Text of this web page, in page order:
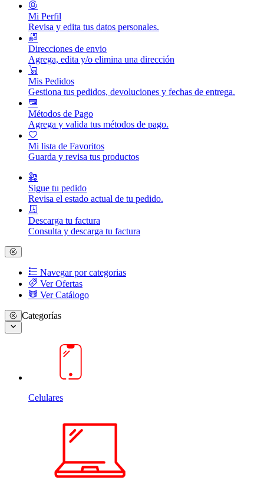
Mi Perfil
Revisa y edita tus datos personales.
Direcciones de envio
Agrega, edita y/o elimina una dirección
Mis Pedidos
Gestiona tus pedidos, devoluciones y fechas de entrega.
Métodos de Pago
Agrega y valida tus métodos de pago.
Mi lista de Favoritos
Guarda y revisa tus productos
Sigue tu pedido
Revisa el estado actual de tu pedido.
Descarga tu factura
Consulta y descarga tu factura
Navegar por categorias
Ver Ofertas
Ver Catálogo
Categorías
Celulares